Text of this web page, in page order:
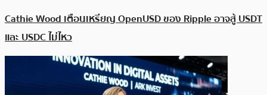
Cathie Wood เตือนเหรียญ OpenUSD ของ Ripple อาจสู้ USDT
และ USDC ไม่ไหว